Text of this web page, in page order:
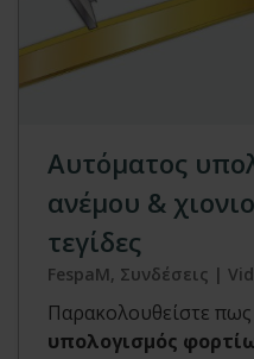
Αυτόματος
ανέμου &
τεγίδες
FespaM, Συνδέσεις |
Παρακολουθείστε πως
υπολογισμός